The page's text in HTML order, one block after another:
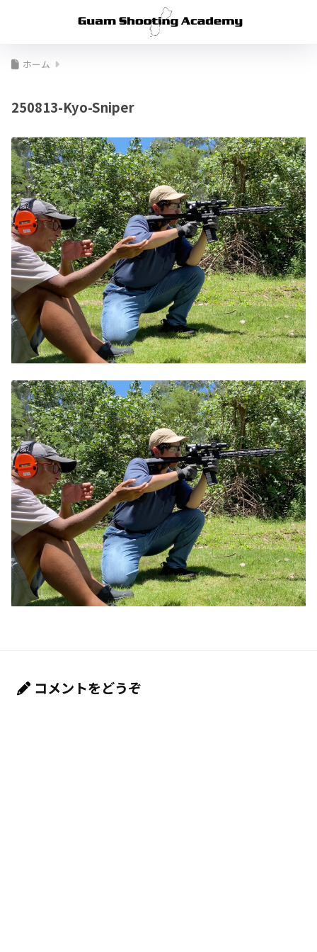
ホーム
250813-Kyo-Sniper
コメントをどうぞ